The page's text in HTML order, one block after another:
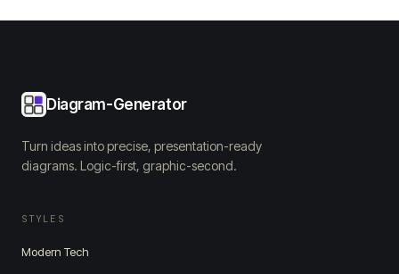
Diagram-Generator
Turn ideas into precise, presentation-ready
diagrams. Logic-first, graphic-second.
STYLES
Modern Tech